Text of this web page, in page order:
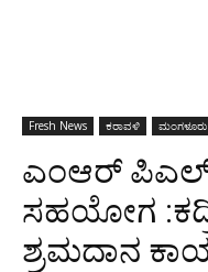
Fresh News ಕರಾವಳಿ ಮಂಗಳೂರು
ಎಂಆರ್ ಪಿಎಲ್,
ಸಹಯೋಗ :ಕದ್ರಿ
ಶ್ರಮದಾನ